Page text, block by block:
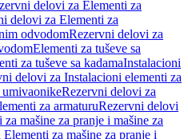
delovi za Elementi za
delovi za Elementi za
odvodomRezervni delovi za
Elementi za tuševe sa
za tuševe sa kadamaInstalacioni
delovi za Instalacioni elementi za
Rezervni delovi za
za armaturuRezervni delovi
za mašine za pranje i mašine za
za mašine za pranje i